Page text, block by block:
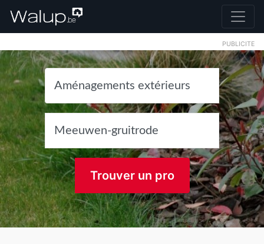
PUBLICITE
Trouver un pro